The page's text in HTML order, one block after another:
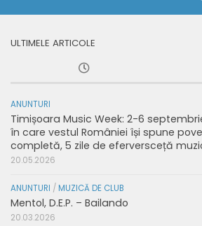
ULTIMELE ARTICOLE
ANUNTURI
Timișoara Music Week: 2-6
în care vestul României își spune
completă, 5 zile de eferversceță
20.05.2026
ANUNTURI / MUZICĂ DE CLUB
Mentol, D.E.P. – Bailando
20.03.2026